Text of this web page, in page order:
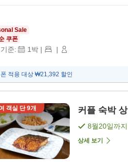
Sale
쿠폰
준: 1박 | |
적용 대상 ₩21,392 할인
객실 단9개 커플 숙박
8월20일까
상세 보기